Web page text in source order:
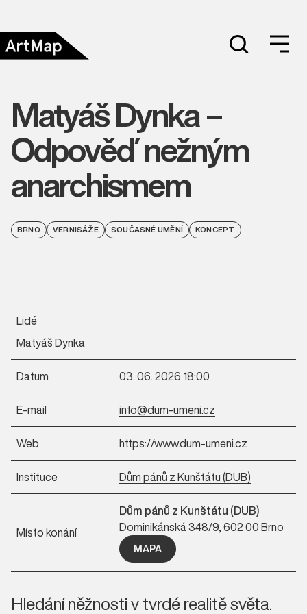
Matyáš Dynka –
Odpověď nežným
anarchismem
BRNO VERNISÁŽE SOUČASNÉ UMĚNÍ KONCEPT
Lidé
Matyáš Dynka
Datum 03. 06. 2026 18:00
E-mail info@dum-umeni.cz
Web https://www.dum-umeni.cz
Instituce Dům pánů z Kunštátu (DUB)
Místo konání
Dům pánů z Kunštátu (DUB)
Dominikánská 348/9, 602 00 Brno
MAPA
Hledání něžnosti v tvrdé realitě světa.